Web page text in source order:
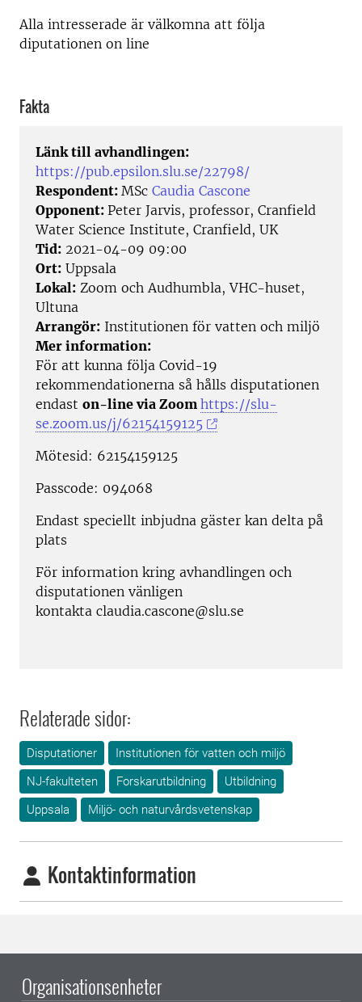
Alla intresserade är välkomna att följa
diputationen on line
Fakta
Länk till avhandlingen:
https://pub.epsilon.slu.se/22798/
Respondent: MSc Caudia Cascone
Opponent: Peter Jarvis, professor, Cranfield
Water Science Institute, Cranfield, UK
Tid: 2021-04-09 09:00
Ort: Uppsala
Lokal: Zoom och Audhumbla, VHC-huset,
Ultuna
Arrangör: Institutionen för vatten och miljö
Mer information:
För att kunna följa Covid-19
rekommendationerna så hålls disputationen
endast on-line via Zoom https://slu-
se.zoom.us/j/62154159125
Mötesid: 62154159125
Passcode: 094068
Endast speciellt inbjudna gäster kan delta på
plats
För information kring avhandlingen och
disputationen vänligen
kontakta claudia.cascone@slu.se
Relaterade sidor:
Disputationer
Institutionen för vatten och miljö
NJ-fakulteten
Forskarutbildning
Utbildning
Uppsala
Miljö- och naturvårdsvetenskap
Kontaktinformation
Organisationsenheter